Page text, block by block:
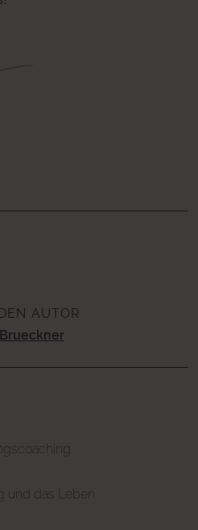
AUTOR
und das Leben